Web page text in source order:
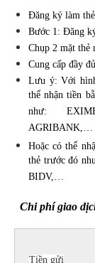
Đăng ký làm
Bước 1: Đăng
Chụp 2 mặt thẻ
Cung cấp đầy
Lưu ý: Với
thể nhận tiền
như:
AGRIBANK,…
Hoặc có thể
thẻ trước đó
BIDV,…
Chi phí giao
Tiền gửi